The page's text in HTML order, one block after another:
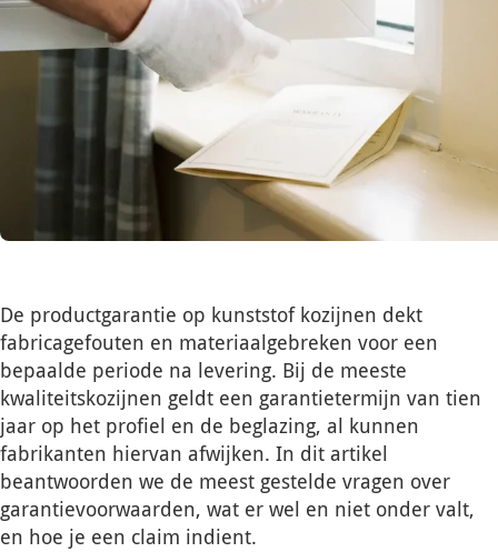
De productgarantie op kunststof kozijnen dekt
fabricagefouten en materiaalgebreken voor een
bepaalde periode na levering. Bij de meeste
kwaliteitskozijnen geldt een garantietermijn van tien
jaar op het profiel en de beglazing, al kunnen
fabrikanten hiervan afwijken. In dit artikel
beantwoorden we de meest gestelde vragen over
garantievoorwaarden, wat er wel en niet onder valt,
en hoe je een claim indient.